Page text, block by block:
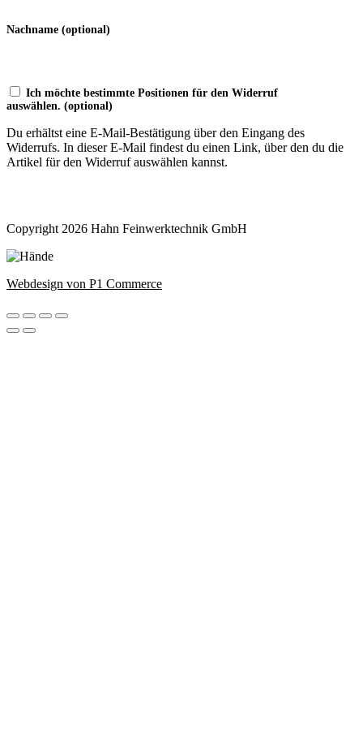
Nachname (optional)
Ich möchte bestimmte Positionen für den Widerruf
auswählen. (optional)
Du erhältst eine E-Mail-Bestätigung über den Eingang des
Widerrufs. In dieser E-Mail findest du einen Link, über den du die
Artikel für den Widerruf auswählen kannst.
Copyright 2026 Hahn Feinwerktechnik GmbH
Webdesign von P1 Commerce